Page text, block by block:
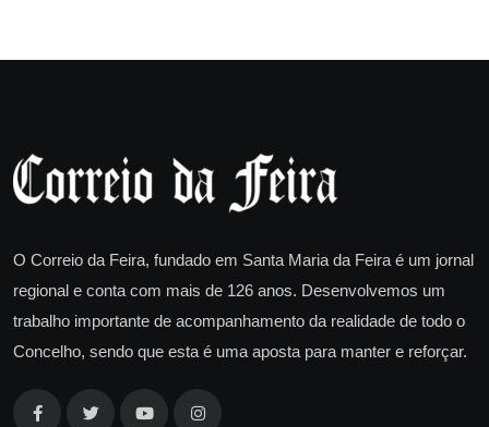
O Correio da Feira, fundado em Santa Maria da Feira é um jornal
regional e conta com mais de 126 anos. Desenvolvemos um
trabalho importante de acompanhamento da realidade de todo o
Concelho, sendo que esta é uma aposta para manter e reforçar.